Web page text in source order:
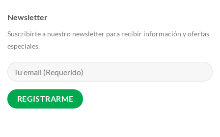
Newsletter
Suscribirte a nuestro newsletter para recibir información y ofertas
especiales.